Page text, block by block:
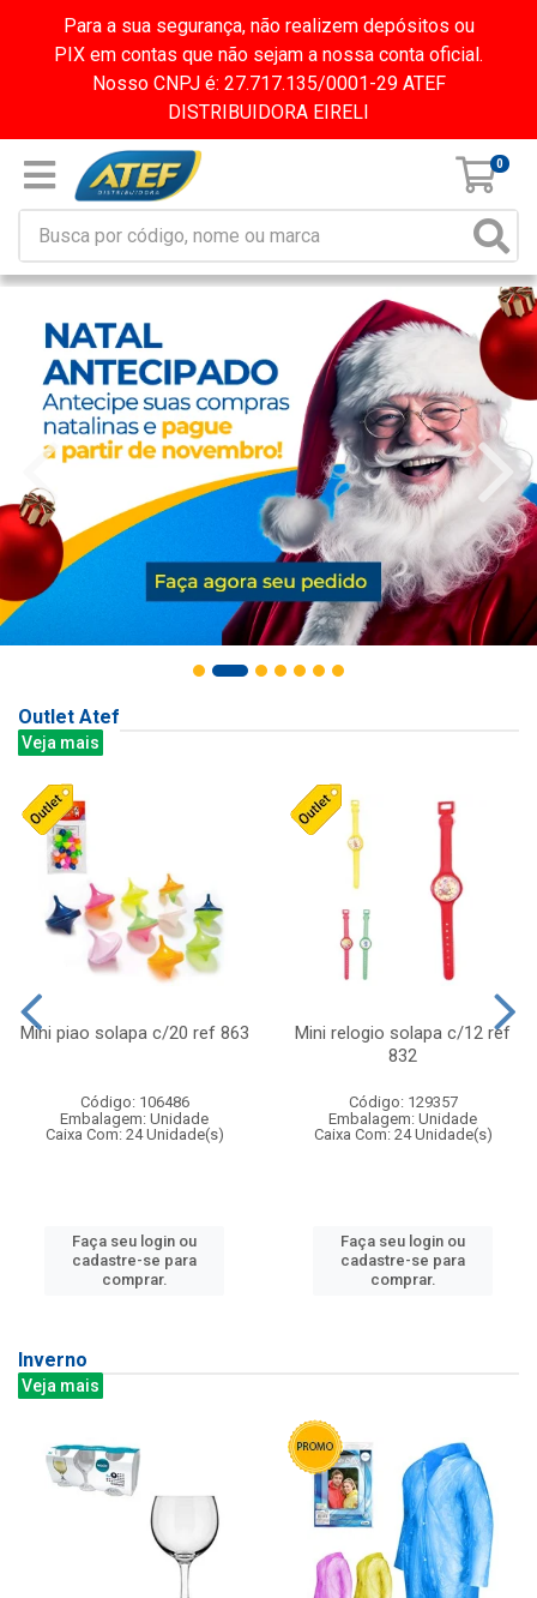
Para a sua segurança, não realizem depósitos ou
PIX em contas que não sejam a nossa conta oficial.
Nosso CNPJ é: 27.717.135/0001-29 ATEF
DISTRIBUIDORA EIRELI
0
Outlet Atef
Veja mais
Mini piao solapa c/20 ref 863
Código: 106486
Embalagem: Unidade
Caixa Com: 24 Unidade(s)
Faça seu login ou
cadastre-se para
comprar.
Mini relogio solapa c/12 ref
832
Código: 129357
Embalagem: Unidade
Caixa Com: 24 Unidade(s)
Faça seu login ou
cadastre-se para
comprar.
Inverno
Veja mais